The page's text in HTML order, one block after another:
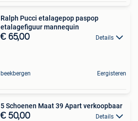
Ralph Pucci etalagepop paspop
etalagefiguur mannequin
€ 65,00 Details
beekbergen Eergisteren
5 Schoenen Maat 39 Apart verkoopbaar
€ 50,00 Details